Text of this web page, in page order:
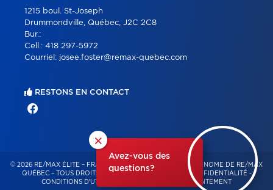
×
Avez-vous des
questions?
1215 boul. St-Joseph
Drummondville, Québec, J2C 2C8
Bur.:
Cell.: 418 297-5972
Courriel: josee.foster@remax-quebec.com
RESTONS EN CONTACT
© 2026 RE/MAX ÉLITE – FRANCHISÉ INDÉPENDANT ET AUTONOME DE RE/MAX
QUÉBEC – TOUS DROITS RÉSERVÉS -
POLITIQUE DE CONFIDENTIALITÉ -
CONDITIONS D'UTILISATION
GESTION DU CONSENTEMENT